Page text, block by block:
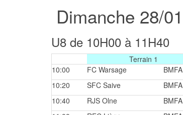
Dimanche 28/01
U8 de 10H00 à 11H40
Terrain 1
10:00
FC Warsage BMFA
10:20
SFC Saive BMFA
10:40
RJS Olne BMFA